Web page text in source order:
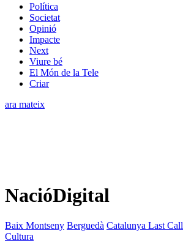
Política
Societat
Opinió
Impacte
Next
Viure bé
El Món de la Tele
Criar
ara mateix
NacióDigital
Baix Montseny Berguedà Catalunya Last Call
Cultura